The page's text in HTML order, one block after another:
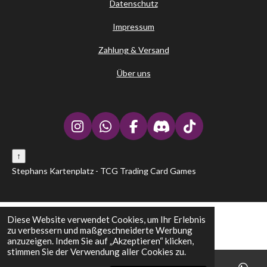
Diese Website verwendet Cookies, um Ihr Erlebnis
zu verbessern und maßgeschneiderte Werbung
anzuzeigen. Indem Sie auf „Akzeptieren“ klicken,
stimmen Sie der Verwendung aller Cookies zu.
Datenschutz
Impressum
Zahlung & Versand
Über uns
I
n
t
r
a
m
W
h
t
p
p
F
a
e
o
k
D
i
c
d
T
i
T
↑
Stephans Kartenplatz - TCG Trading Card Games